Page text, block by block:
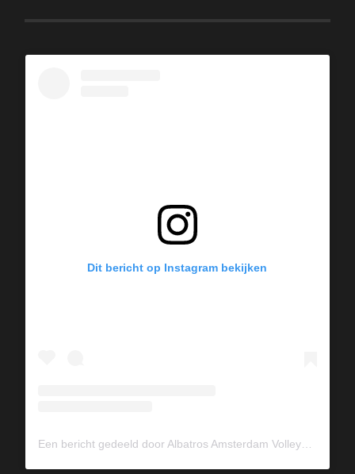
Dit bericht op Instagram bekijken
Een bericht gedeeld door Albatros Amsterdam Volleybal (@albavolley)